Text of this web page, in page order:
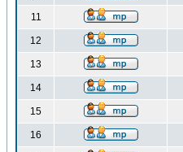
11
12
13
14
15
16